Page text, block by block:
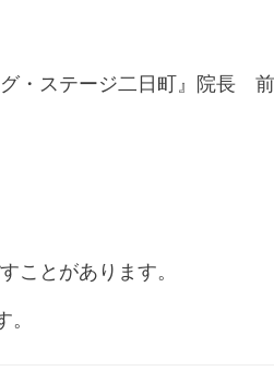
・ステージ二日町』院長
ことがあります。